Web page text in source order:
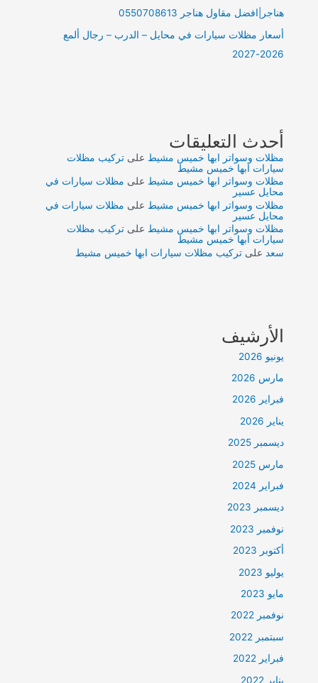
هناجر|افضل مقاول هناجر 0550708613
أسعار مظلات سيارات في محايل – الدرب – رجال ألمع
2026-2027
أحدث التعليقات
مظلات وسواتر ابها خميس مشيط علىتركيب مظلات
سيارات ابها خميس مشيط
مظلات وسواتر ابها خميس مشيط على مظلات سيارات في
محايل عسير
مظلات وسواتر ابها خميس مشيط على مظلات سيارات في
محايل عسير
مظلات وسواتر ابها خميس مشيط علىتركيب مظلات
سيارات ابها خميس مشيط
سعد علىتركيب مظلات سيارات ابها خميس مشيط
الأرشيف
يونيو 2026
مارس 2026
فبراير 2026
يناير 2026
ديسمبر 2025
مارس 2025
فبراير 2024
ديسمبر 2023
نوفمبر 2023
أكتوبر 2023
يوليو 2023
مايو 2023
نوفمبر 2022
سبتمبر 2022
فبراير 2022
يناير 2022